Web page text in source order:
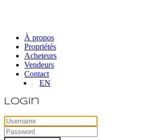
À propos
Propriétés
Acheteurs
Vendeurs
Contact
EN
Login